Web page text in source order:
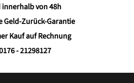
innerhalb von 48h
Geld-Zurück-Garantie
Kauf auf Rechnung
- 21298127